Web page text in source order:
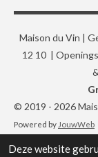
Deze website
Maison du Vin |
12 10 |
© 2019 - 2026
Powered by JouwWeb